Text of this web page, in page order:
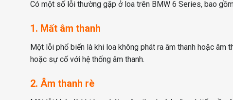
Có một số lỗi thường gặp ở loa trên BMW 6 Series, bao
1. Mất âm thanh
Một lỗi phổ biến là khi loa không phát ra âm thanh hoặc âm
hoặc sự cố với hệ thống âm thanh.
2. Âm thanh rè